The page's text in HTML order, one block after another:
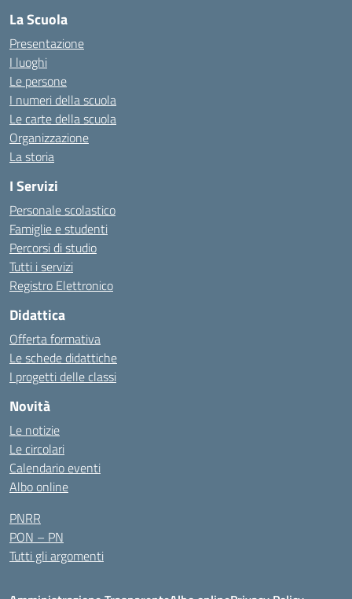
La Scuola
Presentazione
I luoghi
Le persone
I numeri della scuola
Le carte della scuola
Organizzazione
La storia
I Servizi
Personale scolastico
Famiglie e studenti
Percorsi di studio
Tutti i servizi
Registro Elettronico
Didattica
Offerta formativa
Le schede didattiche
I progetti delle classi
Novità
Le notizie
Le circolari
Calendario eventi
Albo online
PNRR
PON – PN
Tutti gli argomenti